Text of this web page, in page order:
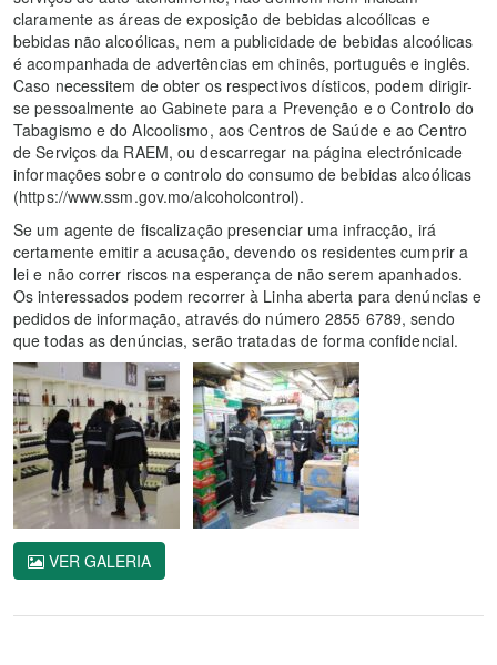
claramente as áreas de exposição de bebidas alcoólicas e
bebidas não alcoólicas, nem a publicidade de bebidas alcoólicas
é acompanhada de advertências em chinês, português e inglês.
Caso necessitem de obter os respectivos dísticos, podem dirigir-
se pessoalmente ao Gabinete para a Prevenção e o Controlo do
Tabagismo e do Alcoolismo, aos Centros de Saúde e ao Centro
de Serviços da RAEM, ou descarregar na página electrónicade
informações sobre o controlo do consumo de bebidas alcoólicas
(https://www.ssm.gov.mo/alcoholcontrol).
Se um agente de fiscalização presenciar uma infracção, irá
certamente emitir a acusação, devendo os residentes cumprir a
lei e não correr riscos na esperança de não serem apanhados.
Os interessados podem recorrer à Linha aberta para denúncias e
pedidos de informação, através do número 2855 6789, sendo
que todas as denúncias, serão tratadas de forma confidencial.
VER GALERIA